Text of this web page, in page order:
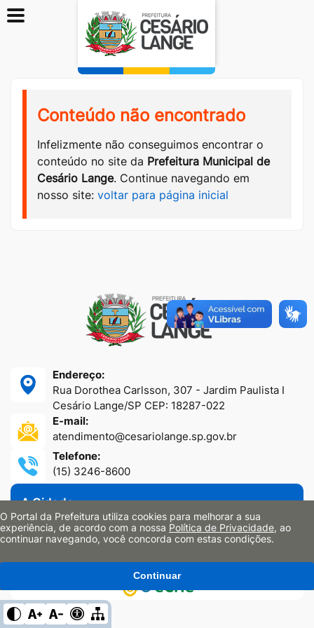
Conteúdo não encontrado
Infelizmente não conseguimos encontrar o
conteúdo no site da Prefeitura Municipal de
Cesário Lange. Continue navegando em
nosso site: voltar para página inicial
Endereço:
Rua Dorothea Carlsson, 307 - Jardim Paulista I
Cesário Lange/SP CEP: 18287-022
E-mail:
atendimento@cesariolange.sp.gov.br
Telefone:
(15) 3246-8600
A Cidade
Secretarias
Portal da Transparência
O Portal da Prefeitura utiliza cookies para melhorar a sua
experiência, de acordo com a nossa Política de Privacidade, ao
continuar navegando, você concorda com estas condições.
Continuar